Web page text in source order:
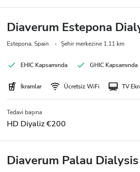
Diaverum Estepona
Estepona, Spain Şehir merkezine 1.11 km
EHIC Kapsamında GHIC Kapsamında
İkramlar Ücretsiz WiFi TV
Tedavi başına
HD Diyaliz €200
Diaverum Palau